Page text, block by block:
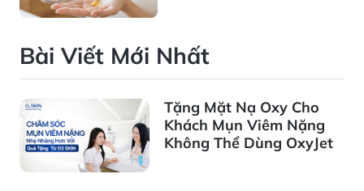
Bài Viết Mới Nhất
Tặng Mặt Nạ Oxy Cho
Khách Mụn Viêm Nặng
Không Thể Dùng OxyJet